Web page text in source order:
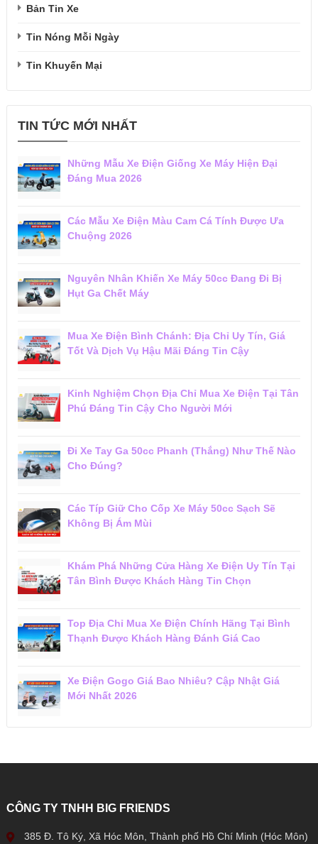
Bản Tin Xe
Tin Nóng Mỗi Ngày
Tin Khuyến Mại
TIN TỨC MỚI NHẤT
Những Mẫu Xe Điện Giống Xe Máy Hiện Đại
Đáng Mua 2026
Các Mẫu Xe Điện Màu Cam Cá Tính Được Ưa
Chuộng 2026
Nguyên Nhân Khiến Xe Máy 50cc Đang Đi Bị
Hụt Ga Chết Máy
Mua Xe Điện Bình Chánh: Địa Chỉ Uy Tín, Giá
Tốt Và Dịch Vụ Hậu Mãi Đáng Tin Cậy
Kinh Nghiệm Chọn Địa Chỉ Mua Xe Điện Tại Tân
Phú Đáng Tin Cậy Cho Người Mới
Đi Xe Tay Ga 50cc Phanh (Thắng) Như Thế Nào
Cho Đúng?
Các Típ Giữ Cho Cốp Xe Máy 50cc Sạch Sẽ
Không Bị Ám Mùi
Khám Phá Những Cửa Hàng Xe Điện Uy Tín Tại
Tân Bình Được Khách Hàng Tin Chọn
Top Địa Chỉ Mua Xe Điện Chính Hãng Tại Bình
Thạnh Được Khách Hàng Đánh Giá Cao
Xe Điện Gogo Giá Bao Nhiêu? Cập Nhật Giá
Mới Nhất 2026
CÔNG TY TNHH BIG FRIENDS
385 Đ. Tô Ký, Xã Hóc Môn, Thành phố Hồ Chí Minh (Hóc Môn)